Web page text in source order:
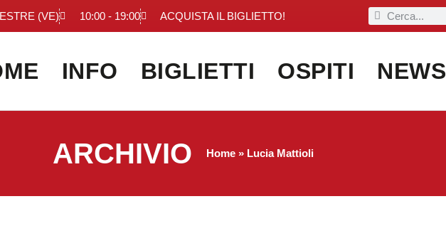
(VE) 10:00 - 19:00 ACQUISTA IL BIGLIETTO!
INFO BIGLIETTI OSPITI NEWS
ARCHIVIO Home » Lucia Mattioli